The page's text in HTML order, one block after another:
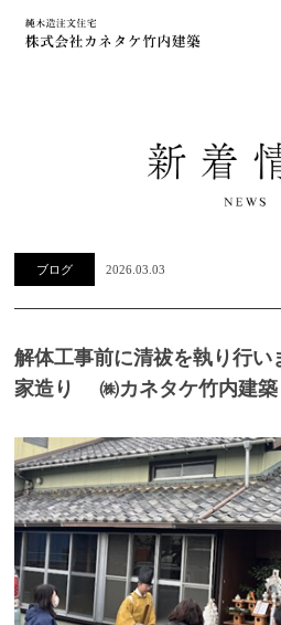
ブログ 2026.03.03
解体工事前に清祓を執り行
家造り ㈱カネタケ竹内建築